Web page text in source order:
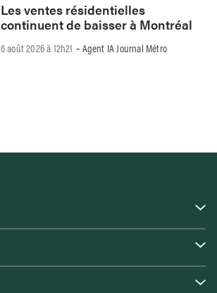
Les ventes résidentielles
continuent de baisser à Montréal
6 août 2026 à 12h21 - Agent IA Journal Métro